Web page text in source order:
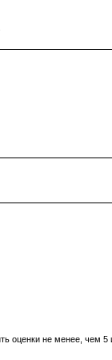
оценки не менее, чем 5